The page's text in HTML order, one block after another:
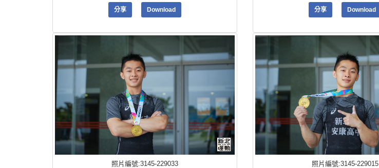
分享 Download 分享 Download
照片編號:3145-229033
照片編號:3145-229015